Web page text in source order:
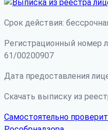
Срок действия:
Регистрационный номер
61/00200907
Дата предоставления
Скачать выписку из
Самостоятельно